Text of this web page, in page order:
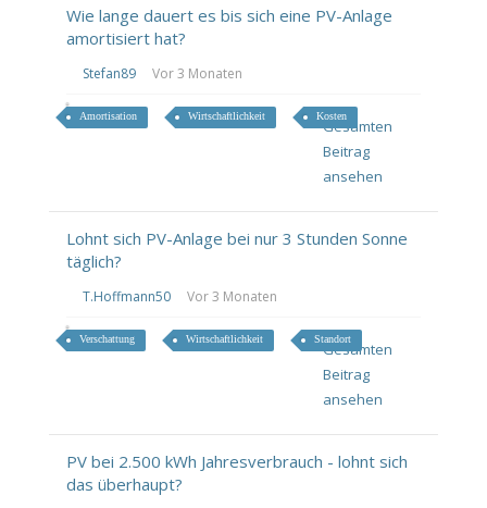
Wie lange dauert es bis sich eine PV-Anlage
amortisiert hat?
Stefan89 Vor 3 Monaten
Amortisation Wirtschaftlichkeit Kosten
Gesamten
Beitrag
ansehen
Lohnt sich PV-Anlage bei nur 3 Stunden Sonne
täglich?
T.Hoffmann50 Vor 3 Monaten
Verschattung Wirtschaftlichkeit Standort
Gesamten
Beitrag
ansehen
PV bei 2.500 kWh Jahresverbrauch - lohnt sich
das überhaupt?